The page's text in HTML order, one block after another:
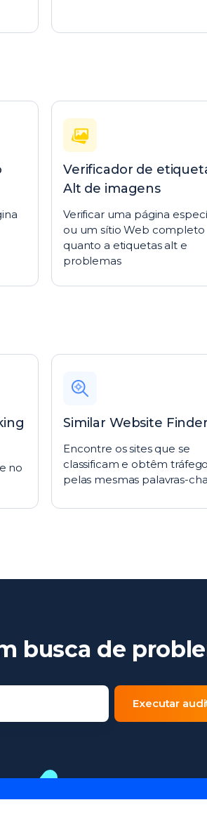
Verificador de
Alt de imagens
Verificar uma página
ou um sítio Web completo
quanto a etiquetas alt e
problemas
no
Similar Website Finder
Encontre os sites que se
classificam e obtêm tráfego
pelas mesmas palavras-
busca de
Domain entry form for site
Executar